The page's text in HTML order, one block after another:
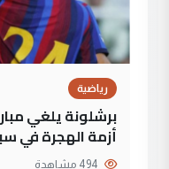
رياضية
برشلونة يلغي
أزمة الهجرة في